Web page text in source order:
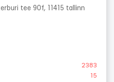
tee 90f, 11415 tallinn
2383
15